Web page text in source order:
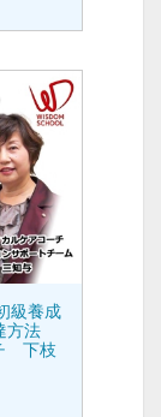
級養成
方法
下枝